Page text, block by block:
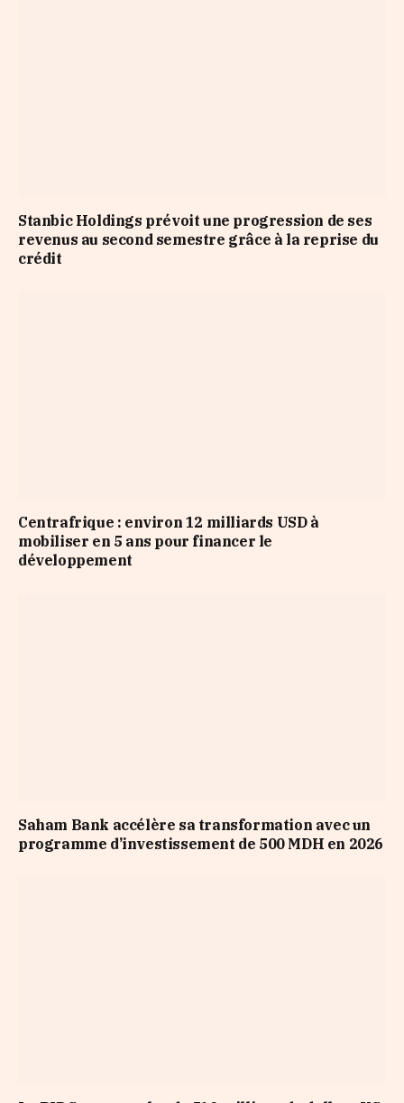
Stanbic Holdings prévoit une progression de ses
revenus au second semestre grâce à la reprise du
crédit
Centrafrique : environ 12 milliards USD à
mobiliser en 5 ans pour financer le
développement
Saham Bank accélère sa transformation avec un
programme d’investissement de 500 MDH en 2026